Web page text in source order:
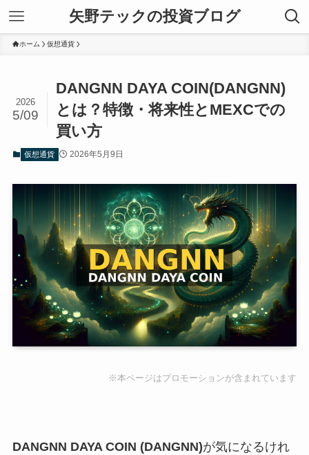
矢野テックの投資ブログ
ホーム 仮想通貨
DANGNN DAYA COIN(DANGNN)
とは？特徴・将来性とMEXCでの
買い方
2026
5/09
仮想通貨 2026年5月9日
※本ページはプロモーションが含まれています
DANGNN DAYA COIN (DANGNN)が気になるけれ